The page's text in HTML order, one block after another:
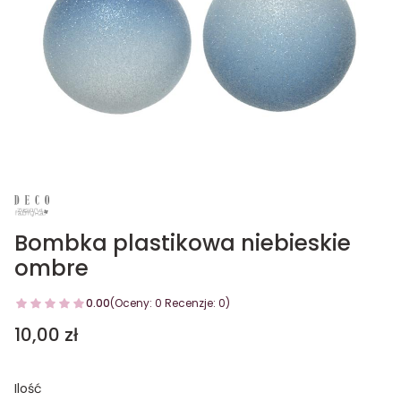
Bombka plastikowa niebieskie
ombre
0.00(Oceny: 0 Recenzje: 0)
Cena
10,00 zł
Ilość